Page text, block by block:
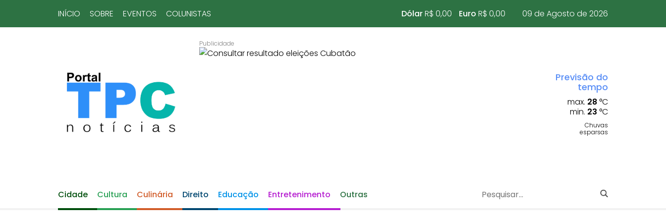
INÍCIO SOBRE EVENTOS COLUNISTAS DólarR$ 0,00 Euro R$ 0,00 09 de Agosto de 2026
Previsão do
tempo
max. 28 °C
min. 23 °C
Chuvas
esparsas
Cidade Cultura Culinária Direito Educação Entretenimento Outras